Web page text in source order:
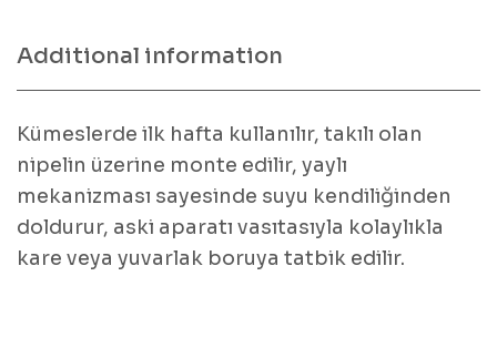
Additional information
Kümeslerde ilk hafta kullanılır, takılı olan
nipelin üzerine monte edilir, yaylı
mekanizması sayesinde suyu kendiliğinden
doldurur, aski aparatı vasıtasıyla kolaylıkla
kare veya yuvarlak boruya tatbik edilir.